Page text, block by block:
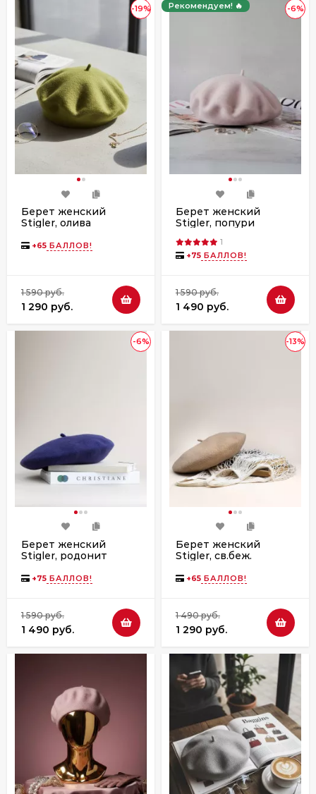
-19%
Берет женский
Stigler, олива
+65 БАЛЛОВ!
1 590 руб.
1 290 руб.
-6%
Рекомендуем! 🔥
Берет женский
Stigler, попури
1
+75 БАЛЛОВ!
1 590 руб.
1 490 руб.
-6%
Берет женский
Stigler, родонит
+75 БАЛЛОВ!
1 590 руб.
1 490 руб.
-13%
Берет женский
Stigler, св.беж.
+65 БАЛЛОВ!
1 490 руб.
1 290 руб.